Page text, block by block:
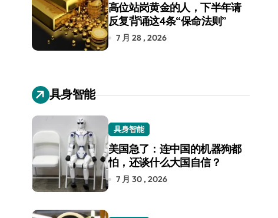
高位站岗黄金的人，下半年请
反复背诵这4条“保命法则”
7 月 28 , 2026
具身智能
具身智能
美国急了：连中国的机器狗都
怕，还谈什么大国自信？
7 月 30 , 2026